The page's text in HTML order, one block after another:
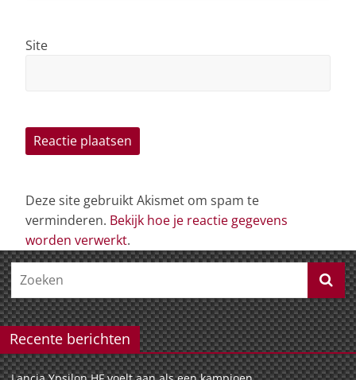
Site
Deze site gebruikt Akismet om spam te
verminderen. Bekijk hoe je reactie gegevens
worden verwerkt.
Recente berichten